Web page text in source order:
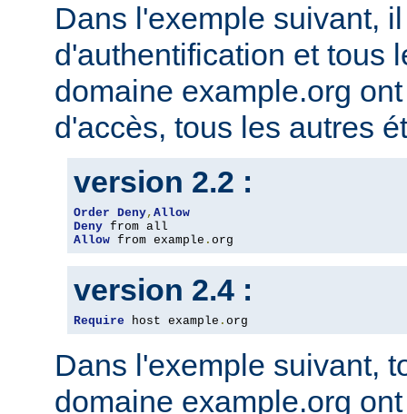
Dans l'exemple suivant,
d'authentification et tous
domaine example.org
d'accès, tous les autres
version 2.2 :
Order Deny, Allow
Deny
Allow from example . org
version 2.4 :
Require host example . org
Dans l'exemple suivant,
domaine example.org